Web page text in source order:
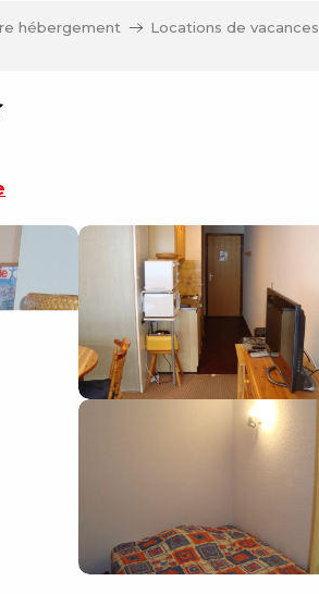
hébergement Locations de vacances